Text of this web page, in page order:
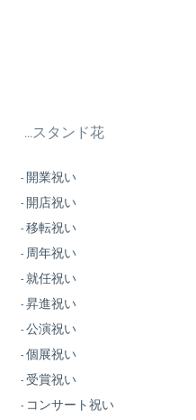
...スタンド花
- 開業祝い
- 開店祝い
- 移転祝い
- 周年祝い
- 就任祝い
- 昇進祝い
- 公演祝い
- 個展祝い
- 受賞祝い
- コンサート祝い